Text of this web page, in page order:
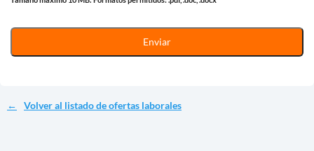
Volver al listado de ofertas laborales